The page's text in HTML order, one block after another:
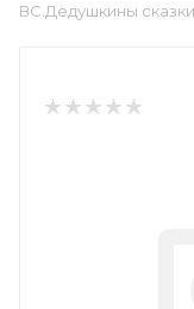
ВС.Дедушкины сказки